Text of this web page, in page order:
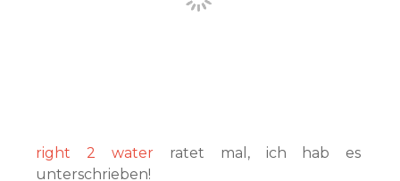
right 2 waterratet mal, ich hab es
unterschrieben!